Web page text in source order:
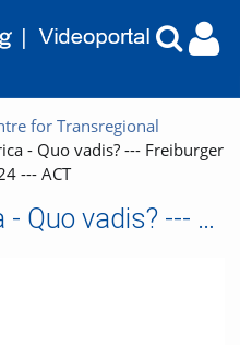
for Transregional
- Quo vadis? --- Freiburger
--- ACT
Germany and Africa - Quo vadis? --- Freiburger Afrikagespräche --- 18.04.2024 --- ACT